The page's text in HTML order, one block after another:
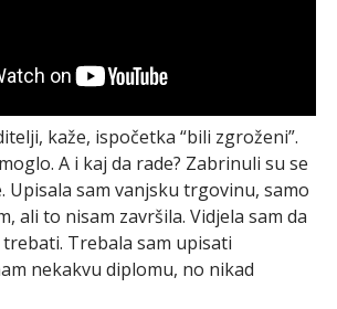
kaže, ispočetka “bili zgroženi”.
A i kaj da rade? Zabrinuli su se
Upisala sam vanjsku trgovinu, samo
ali to nisam završila. Vidjela sam da
Trebala sam upisati
nekakvu diplomu, no nikad